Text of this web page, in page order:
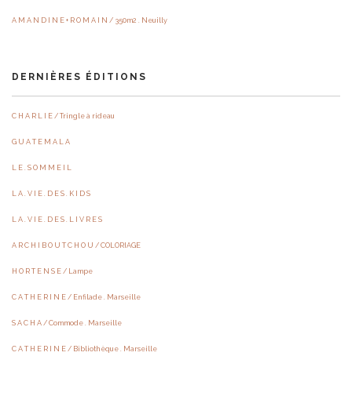
A M A N D I N E + R O M A I N / 350m2 . Neuilly
DERNIÈRES ÉDITIONS
C H A R L I E / Tringle à rideau
G U A T E M A L A
L E . S O M M E I L
L A . V I E . D E S . K I D S
L A . V I E . D E S . L I V R E S
A R C H I B O U T C H O U / COLORIAGE
H O R T E N S E / Lampe
C A T H E R I N E / Enfilade . Marseille
S A C H A / Commode . Marseille
C A T H E R I N E / Bibliothèque . Marseille